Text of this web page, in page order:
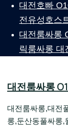
대전호빠
전유성호스
대전룸싸롱
릭룸싸롱 대
대전룸싸롱
대전룸싸롱,대전
롱,둔산동풀싸롱,